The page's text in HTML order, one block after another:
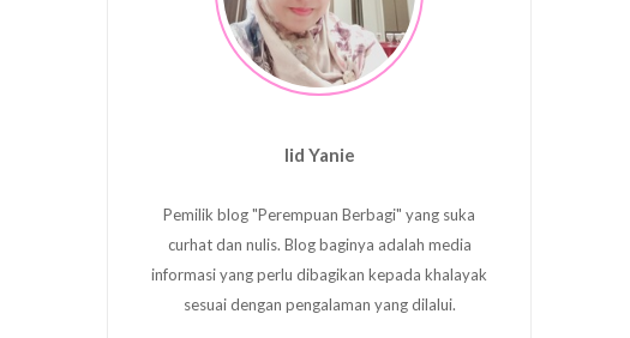
Iid Yanie
Pemilik blog "Perempuan Berbagi" yang suka
curhat dan nulis. Blog baginya adalah media
informasi yang perlu dibagikan kepada khalayak
sesuai dengan pengalaman yang dilalui.